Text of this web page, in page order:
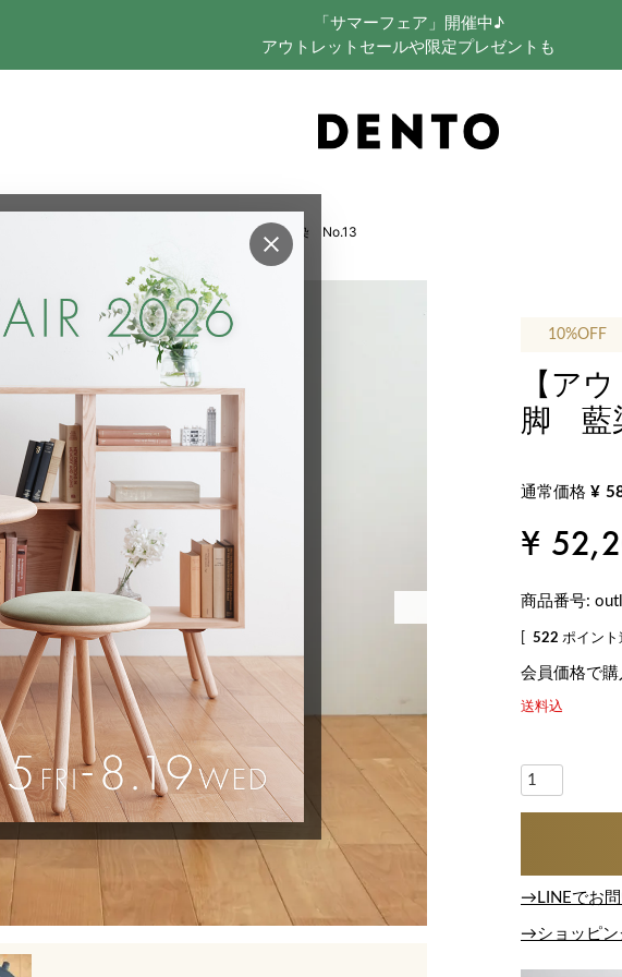
「サマーフェア」開催中♪
アウトレットセールや限定プレゼントも
×
【アウトレット】LISCIO Stool 3本脚 藍染 No.13
10%OFF
【ア
脚 藍
通常価格 ¥
¥
商品番号
522 ポイント
会員価格で購
送料込
→LINEでお
→ショッピン